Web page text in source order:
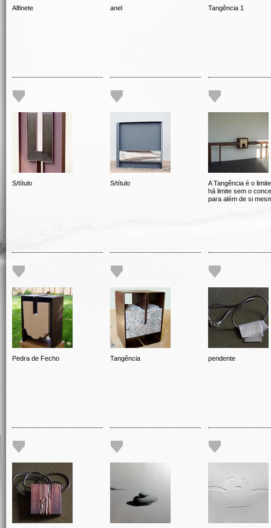
Alfinete anel Tangência 1
S/título S/título
A Tangência é o
há limite sem o
para além de si
Pedra de Fecho Tangência pendente